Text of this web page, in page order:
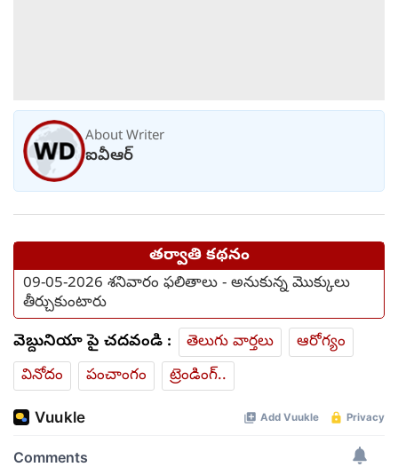
About Writer
ఐవీఆర్
తర్వాతి కథనం
09-05-2026 శనివారం ఫలితాలు - అనుకున్న మొక్కులు
తీర్చుకుంటారు
వెబ్దునియా పై చదవండి : తెలుగు వార్తలు
ఆరోగ్యం
వినోదం
పంచాంగం ట్రెండింగ్..